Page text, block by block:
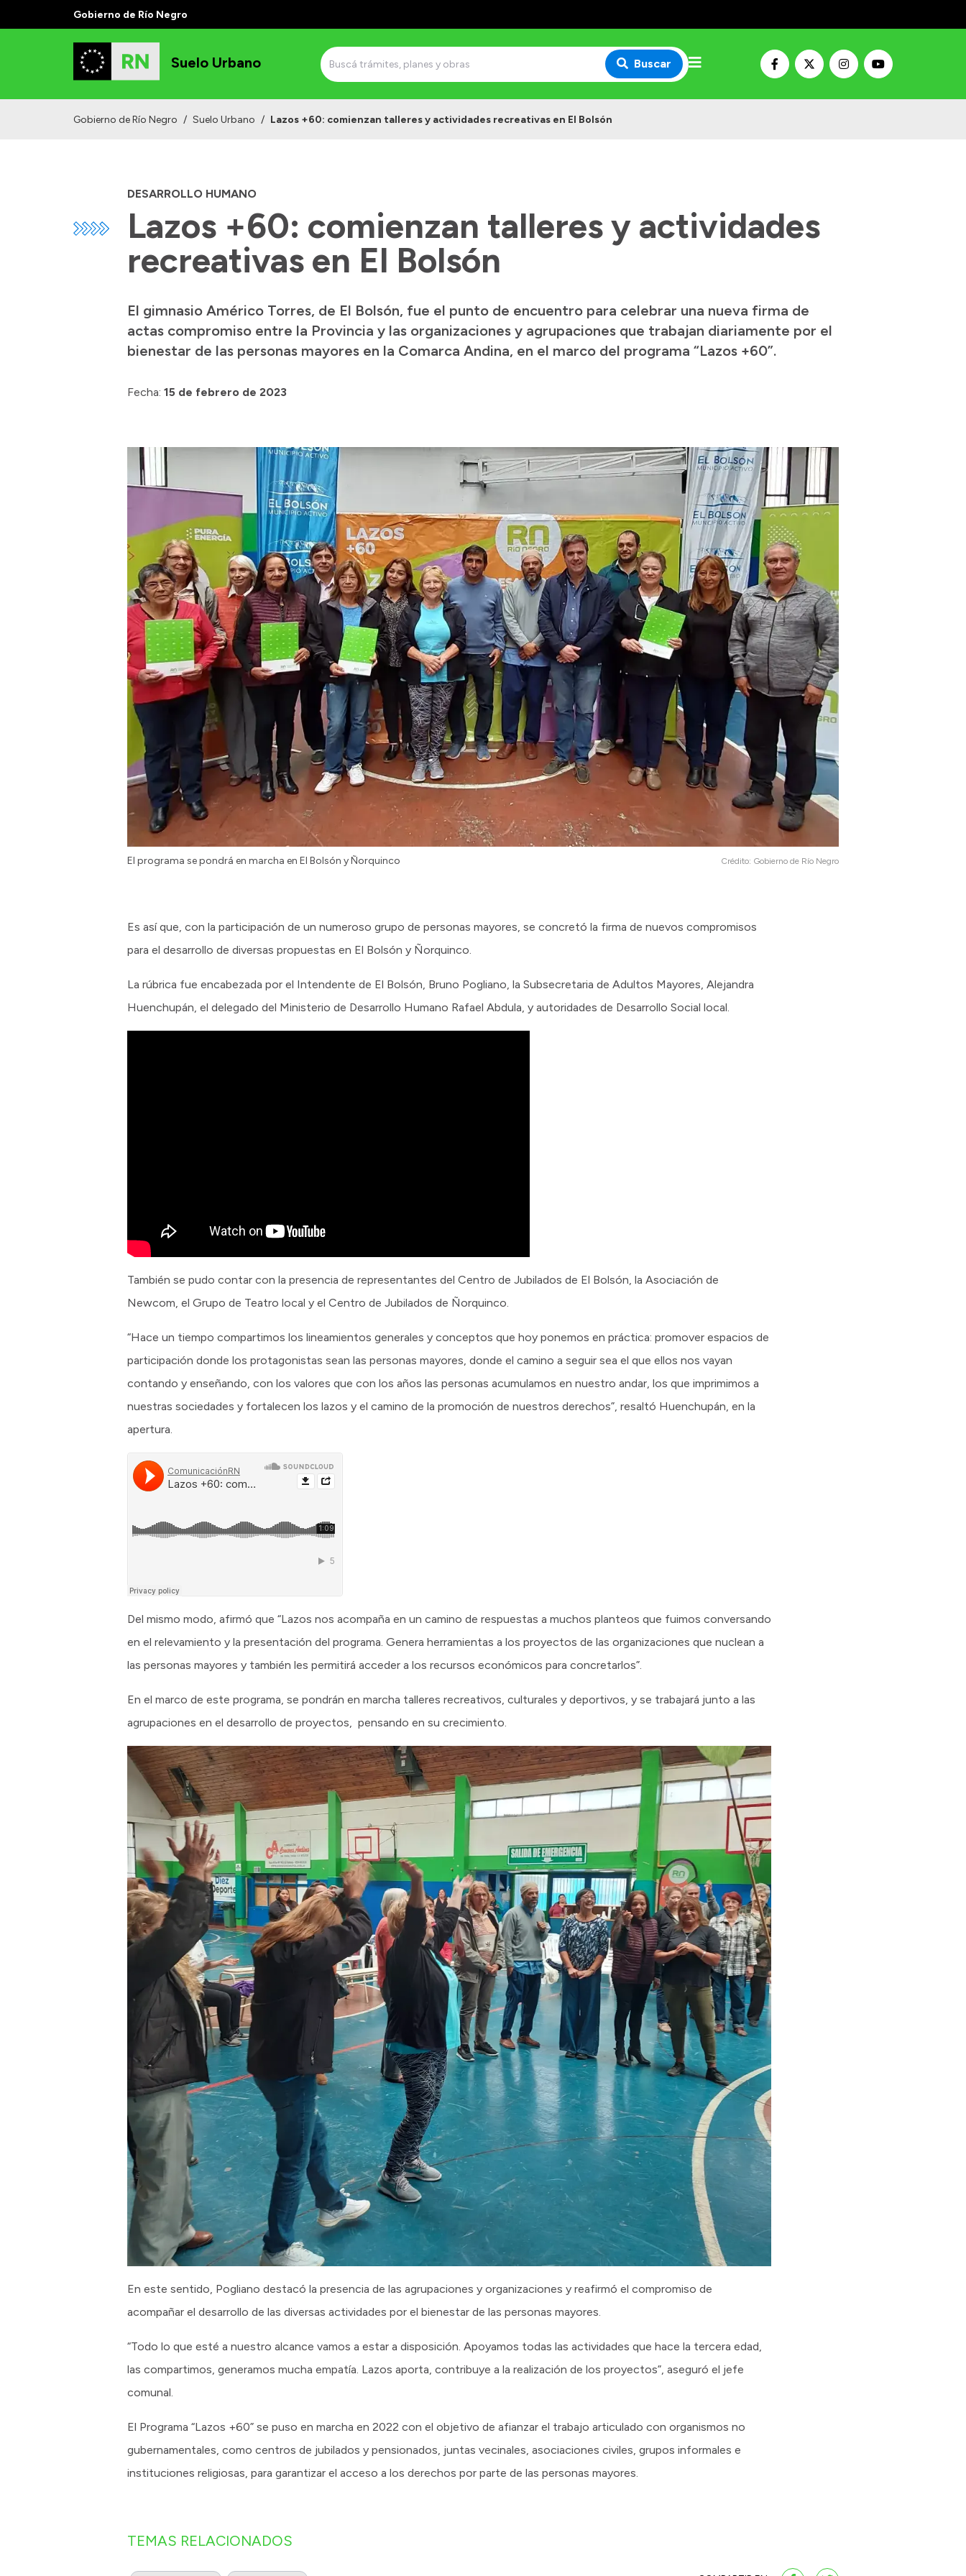
Gobierno de Río Negro
Suelo Urbano Buscar
Gobierno de Río Negro / Suelo Urbano / Lazos +60: comienzan talleres y actividades recreativas en El Bolsón
DESARROLLO HUMANO
Lazos +60: comienzan talleres y actividades
recreativas en El Bolsón
El gimnasio Américo Torres, de El Bolsón, fue el punto de encuentro para celebrar una nueva firma de
actas compromiso entre la Provincia y las organizaciones y agrupaciones que trabajan diariamente por el
bienestar de las personas mayores en la Comarca Andina, en el marco del programa “Lazos +60”.
Fecha: 15 de febrero de 2023
El programa se pondrá en marcha en El Bolsón y Ñorquinco Crédito: Gobierno de Río Negro
Es así que, con la participación de un numeroso grupo de personas mayores, se concretó la firma de nuevos compromisos
para el desarrollo de diversas propuestas en El Bolsón y Ñorquinco.
La rúbrica fue encabezada por el Intendente de El Bolsón, Bruno Pogliano, la Subsecretaria de Adultos Mayores, Alejandra
Huenchupán, el delegado del Ministerio de Desarrollo Humano Rafael Abdula, y autoridades de Desarrollo Social local.
También se pudo contar con la presencia de representantes del Centro de Jubilados de El Bolsón, la Asociación de
Newcom, el Grupo de Teatro local y el Centro de Jubilados de Ñorquinco.
“Hace un tiempo compartimos los lineamientos generales y conceptos que hoy ponemos en práctica: promover espacios de
participación donde los protagonistas sean las personas mayores, donde el camino a seguir sea el que ellos nos vayan
contando y enseñando, con los valores que con los años las personas acumulamos en nuestro andar, los que imprimimos a
nuestras sociedades y fortalecen los lazos y el camino de la promoción de nuestros derechos”, resaltó Huenchupán, en la
apertura.
Del mismo modo, afirmó que “Lazos nos acompaña en un camino de respuestas a muchos planteos que fuimos conversando
en el relevamiento y la presentación del programa. Genera herramientas a los proyectos de las organizaciones que nuclean a
las personas mayores y también les permitirá acceder a los recursos económicos para concretarlos”.
En el marco de este programa, se pondrán en marcha talleres recreativos, culturales y deportivos, y se trabajará junto a las
agrupaciones en el desarrollo de proyectos, pensando en su crecimiento.
En este sentido, Pogliano destacó la presencia de las agrupaciones y organizaciones y reafirmó el compromiso de
acompañar el desarrollo de las diversas actividades por el bienestar de las personas mayores.
“Todo lo que esté a nuestro alcance vamos a estar a disposición. Apoyamos todas las actividades que hace la tercera edad,
las compartimos, generamos mucha empatía. Lazos aporta, contribuye a la realización de los proyectos”, aseguró el jefe
comunal.
El Programa “Lazos +60” se puso en marcha en 2022 con el objetivo de afianzar el trabajo articulado con organismos no
gubernamentales, como centros de jubilados y pensionados, juntas vecinales, asociaciones civiles, grupos informales e
instituciones religiosas, para garantizar el acceso a los derechos por parte de las personas mayores.
TEMAS RELACIONADOS